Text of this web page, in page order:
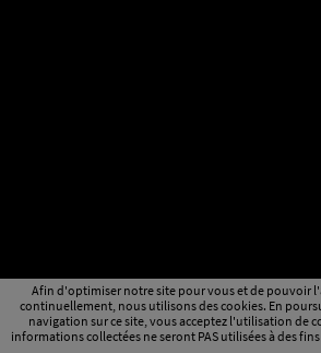
Afin d'optimiser notre site pour vous et de pouvoir
continuellement, nous utilisons des cookies. En
navigation sur ce site, vous acceptez l'utilisation de
informations collectées ne seront PAS utilisées à des